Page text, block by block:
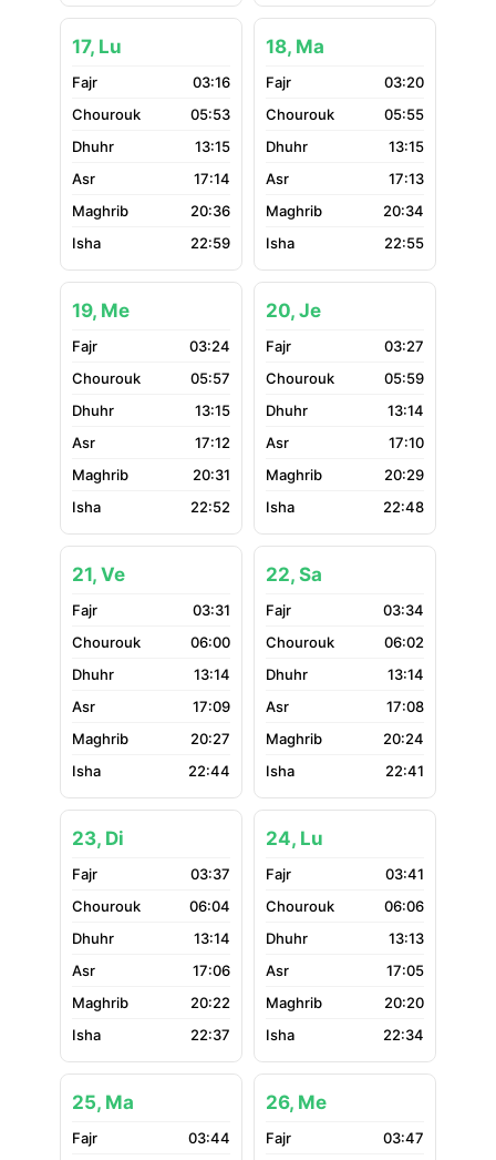
17, Lu
03:16
05:53
13:15
17:14
20:36
22:59
18, Ma
03:20
05:55
13:15
17:13
20:34
22:55
19, Me
03:24
05:57
13:15
17:12
20:31
22:52
20, Je
03:27
05:59
13:14
17:10
20:29
22:48
21, Ve
03:31
06:00
13:14
17:09
20:27
22:44
22, Sa
03:34
06:02
13:14
17:08
20:24
22:41
23, Di
03:37
06:04
13:14
17:06
20:22
22:37
24, Lu
03:41
06:06
13:13
17:05
20:20
22:34
25, Ma
03:44
26, Me
03:47